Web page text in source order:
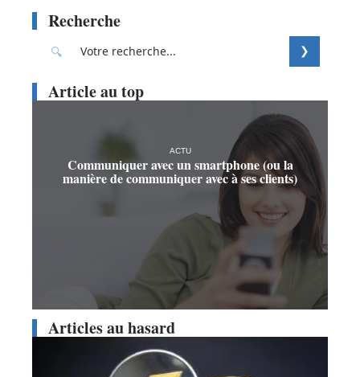
Recherche
Article au top
ACTU
Communiquer avec un smartphone (ou la
manière de communiquer avec à ses clients)
Articles au hasard